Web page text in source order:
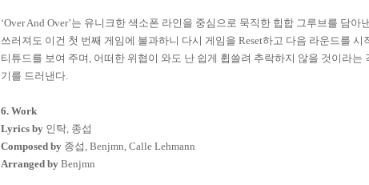
‘Over And Over’는 유니크한 색소폰 라인을 중심으로 묵직한 힙합 그루브를 담아
쓰러져도 이건 첫 번째 게임에 불과하니 다시 게임을 Reset하고 다음 라운드를 시
티튜드를 보여 주며 , 어떠한 위협이 와도 난 쉽게 휩쓸려 추락하지 않을 것이라는
기를 드러낸다.
6. Work
Lyrics by 인탁, 종섭
Composed by 종섭 , Benjmn, Calle Lehmann
Arranged by Benjmn